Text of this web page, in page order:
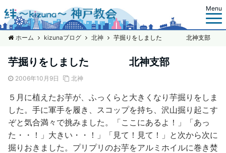
Menu
ホーム kizunaブログ 北神 芋掘りをしました 北神支部
芋掘りをしました 北神支部
2006年10月9日 北神
５月に植えたお芋が、ふっくらと大きくなり芋掘りをしま
した。手に軍手を履き、スコップを持ち、沢山掘り起こす
ぞと気合満々で挑みました。「ここにあるよ！」「あっ
た・・！」大きい・・！」「見て！見て！」と次から次に
掘りおきました。プリプリのお芋をアルミホイルに巻き焚